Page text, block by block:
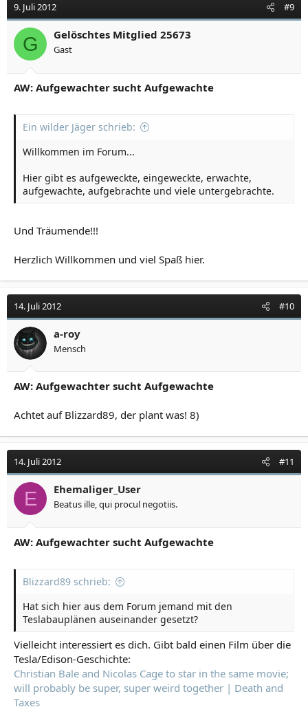
9. Juli 2012 #9
G Gelöschtes Mitglied 25673
Gast
AW: Aufgewachter sucht Aufgewachte
Ein wilder Jäger schrieb:
Willkommen im Forum...
Hier gibt es aufgeweckte, eingeweckte, erwachte,
aufgewachte, aufgebrachte und viele untergebrachte.
Und Träumende!!!
Herzlich Willkommen und viel Spaß hier.
14. Juli 2012 #10
a-roy
Mensch
AW: Aufgewachter sucht Aufgewachte
Achtet auf Blizzard89, der plant was! 8)
14. Juli 2012 #11
E Ehemaliger_User
Beatus ille, qui procul negotiis.
AW: Aufgewachter sucht Aufgewachte
Blizzard89 schrieb:
Hat sich hier aus dem Forum jemand mit den
Teslabauplänen auseinander gesetzt?
Vielleicht interessiert es dich. Gibt bald einen Film über die
Tesla/Edison-Geschichte:
Christian Bale and Nicolas Cage to star in the same movie;
will probably be super, super weird together | Death and
Taxes